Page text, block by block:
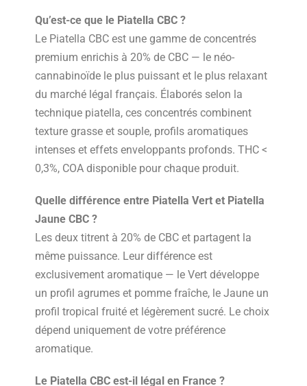
Qu’est-ce que le Piatella CBC ?
Le Piatella CBC est une gamme de concentrés
premium enrichis à 20% de CBC — le néo-
cannabinoïde le plus puissant et le plus relaxant
du marché légal français. Élaborés selon la
technique piatella, ces concentrés combinent
texture grasse et souple, profils aromatiques
intenses et effets enveloppants profonds. THC <
0,3%, COA disponible pour chaque produit.
Quelle différence entre Piatella Vert et Piatella
Jaune CBC ?
Les deux titrent à 20% de CBC et partagent la
même puissance. Leur différence est
exclusivement aromatique — le Vert développe
un profil agrumes et pomme fraîche, le Jaune un
profil tropical fruité et légèrement sucré. Le choix
dépend uniquement de votre préférence
aromatique.
Le Piatella CBC est-il légal en France ?